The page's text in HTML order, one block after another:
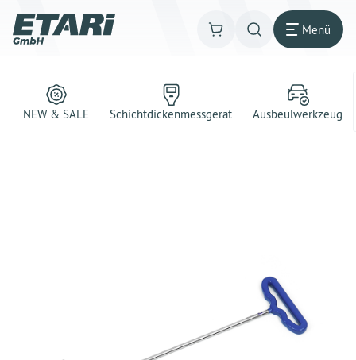
Menü
NEW & SALE Schichtdickenmessgerät Ausbeulwerkzeug